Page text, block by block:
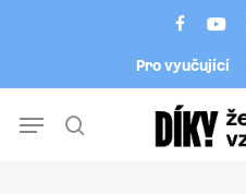
facebook
Pro vyučující
Menu